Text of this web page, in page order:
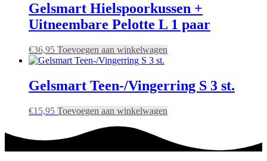
Gelsmart Hielspoorkussen +
Uitneembare Pelotte L 1 paar
€36,95 Toevoegen aan winkelwagen
Gelsmart Teen-/Vingerring S 3 st.
€15,95 Toevoegen aan winkelwagen